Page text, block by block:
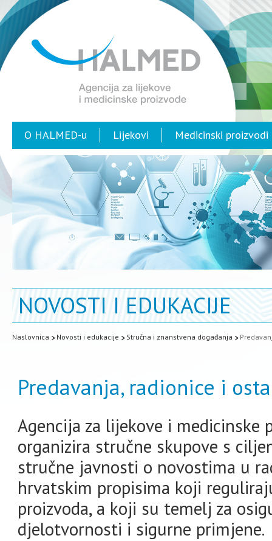
O HALMED-u Lijekovi Medicinski proizvodi
NOVOSTI I EDUKACIJE
Naslovnica Novosti i edukacije Stručna i znanstvena događanja
Predavanja, radionice i
Agencija za lijekove i medicinske
organizira stručne skupove s
stručne javnosti o novostima u
hrvatskim propisima koji
proizvoda, a koji su temelj za
djelotvornosti i sigurne primjene.